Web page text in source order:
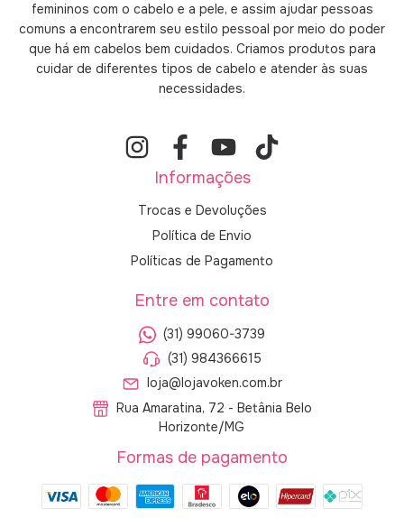
femininos com o cabelo e a pele, e assim ajudar pessoas
comuns a encontrarem seu estilo pessoal por meio do poder
que há em cabelos bem cuidados. Criamos produtos para
cuidar de diferentes tipos de cabelo e atender às suas
necessidades.
Informações
Trocas e Devoluções
Política de Envio
Políticas de Pagamento
Entre em contato
(31) 99060-3739
(31) 984366615
loja@lojavoken.com.br
Rua Amaratina, 72 - Betânia Belo
Horizonte/MG
Formas de pagamento